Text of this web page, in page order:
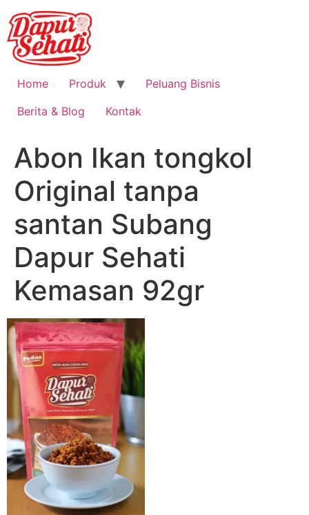
Home Produk
Peluang Bisnis
Berita & Blog
Kontak
Abon Ikan tongkol
Original tanpa
santan Subang
Dapur Sehati
Kemasan 92gr